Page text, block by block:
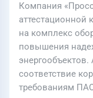
Компания
аттестационной
на комплекс
повышения
энергообъектов.
соответствие
требованиям